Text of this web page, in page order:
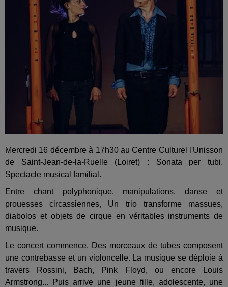
Mercredi 16 décembre à 17h30 au Centre Culturel l'Unisson
de Saint-Jean-de-la-Ruelle (Loiret) : Sonata per tubi.
Spectacle musical familial.
Entre chant polyphonique, manipulations, danse et
prouesses circassiennes, Un trio transforme massues,
diabolos et objets de cirque en véritables instruments de
musique.
Le concert commence. Des morceaux de tubes composent
une contrebasse et un violoncelle. La musique se déploie à
travers Rossini, Bach, Pink Floyd, ou encore Louis
Armstrong... Puis arrive une jeune fille, adolescente, une